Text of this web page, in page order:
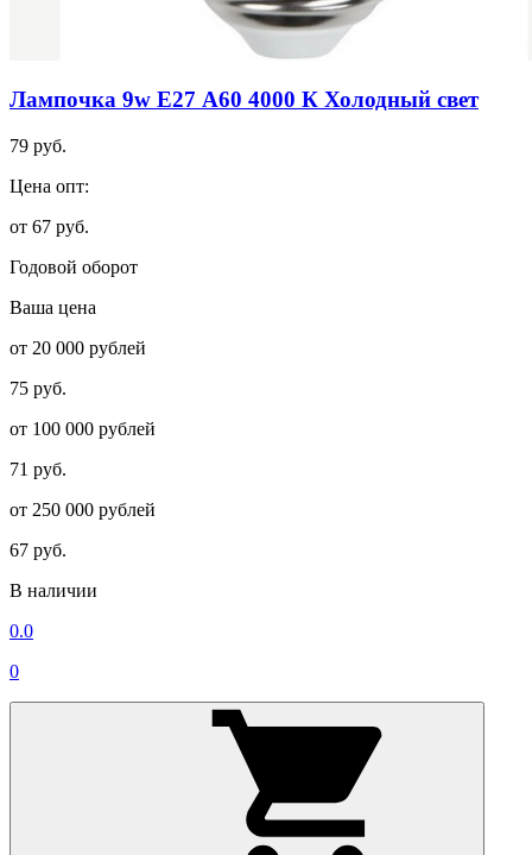
Лампочка 9w E27 А60 4000 К Холодный свет
79 руб.
Цена опт:
от 67 руб.
Годовой оборот
Ваша цена
от 20 000 рублей
75 руб.
от 100 000 рублей
71 руб.
от 250 000 рублей
67 руб.
В наличии
0.0
0